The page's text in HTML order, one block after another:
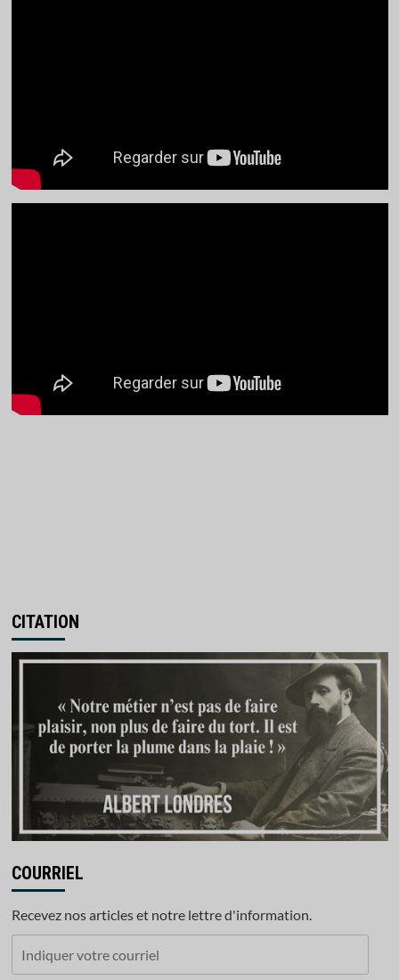
CITATION
COURRIEL
Recevez nos articles et notre lettre d'information.